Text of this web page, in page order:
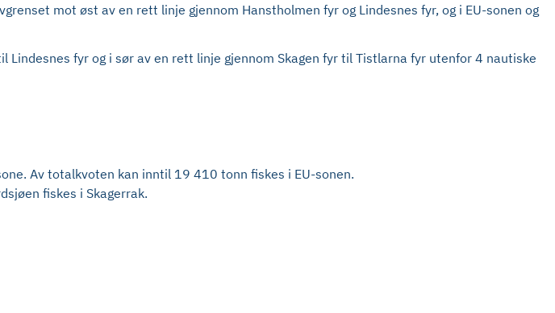
mot øst av en rett linje gjennom Hanstholmen fyr og Lindesnes fyr, og i EU-sonen og
fyr og i sør av en rett linje gjennom Skagen fyr til Tistlarna fyr utenfor 4 nautiske
Av totalkvoten kan inntil 19 410 tonn fiskes i EU-sonen.
fiskes i Skagerrak.